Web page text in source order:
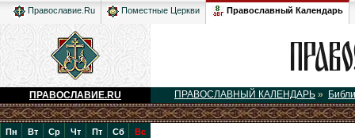
Православие.Ru Поместные Церкви Православный Календарь
ПРАВОСЛАВИЕ.RU ПРАВОСЛАВНЫЙ КАЛЕНДАРЬ »
Пн Вт Ср Чт Пт Сб
Вс